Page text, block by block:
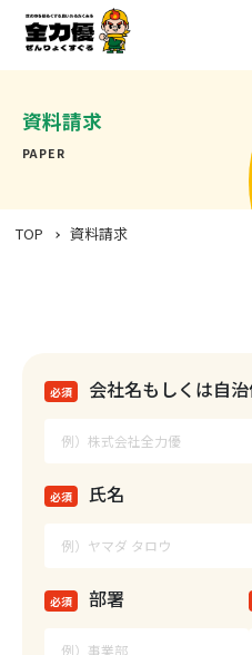
資料請求
PAPER
TOP 資料請求
必須 会社名もしくは自
必須 氏名
必須 部署